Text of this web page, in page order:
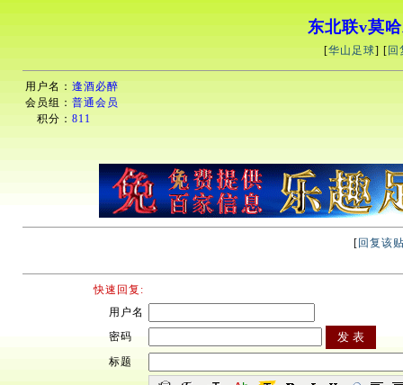
东北联v莫
[华山足球] [ 回
用户名： 逢酒必醉
会员组： 普通会员
积分： 811
[ 回复该
快速回复:
用户名
密码
标题